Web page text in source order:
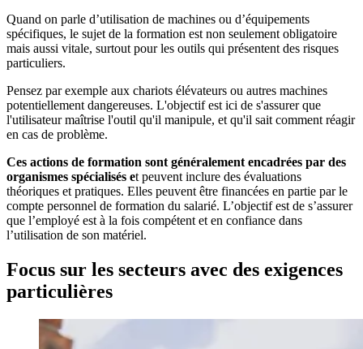
Quand on parle d’utilisation de machines ou d’équipements
spécifiques, le sujet de la formation est non seulement obligatoire
mais aussi vitale, surtout pour les outils qui présentent des risques
particuliers.
Pensez par exemple aux chariots élévateurs ou autres machines
potentiellement dangereuses. L'objectif est ici de s'assurer que
l'utilisateur maîtrise l'outil qu'il manipule, et qu'il sait comment réagir
en cas de problème.
Ces actions de formation sont généralement encadrées par des
organismes spécialisés et peuvent inclure des évaluations
théoriques et pratiques. Elles peuvent être financées en partie par le
compte personnel de formation du salarié. L’objectif est de s’assurer
que l’employé est à la fois compétent et en confiance dans
l’utilisation de son matériel.
Focus sur les secteurs avec des exigences
particulières